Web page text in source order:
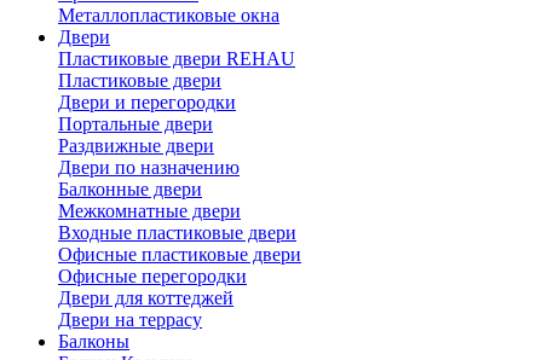
Металлопластиковые окна
Двери
Пластиковые двери REHAU
Пластиковые двери
Двери и перегородки
Портальные двери
Раздвижные двери
Двери по назначению
Балконные двери
Межкомнатные двери
Входные пластиковые двери
Офисные пластиковые двери
Офисные перегородки
Двери для коттеджей
Двери на террасу
Балконы